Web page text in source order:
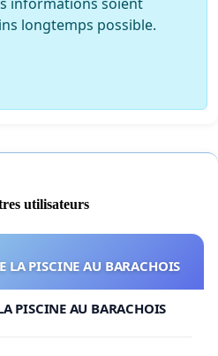
longtemps possible.
utilisateurs
LA PISCINE AU BARACHOIS
PISCINE AU BARACHOIS